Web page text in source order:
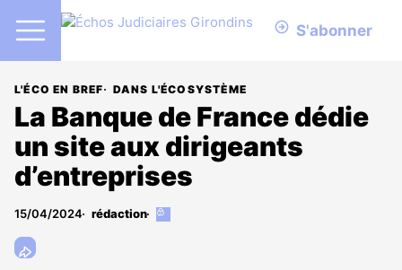
S'abonner
L'ÉCO EN BREF DANS L'ÉCOSYSTÈME
La Banque de France dédie
un site aux dirigeants
d’entreprises
15/04/2024 rédaction
Cet